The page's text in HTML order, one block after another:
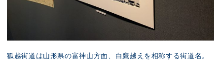
狐越街道は山形県の富神山方面、白鷹越えを相称する街道名。